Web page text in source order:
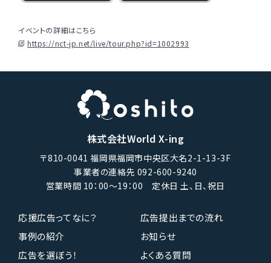
イベントの詳細はこちら
https://nct-jp.net/live/tour.php?id=1002993
株式会社World X-ing
〒810-0041 福岡県福岡市中央区大名2-1-13-3F
事業者の連絡先 092-600-9240
営業時間 10：00〜19：00 定休日 土、日、祝日
応援広告ってなに？
広告提出までの流れ
事例の紹介
お知らせ
広告を選ぼう！
よくある質問